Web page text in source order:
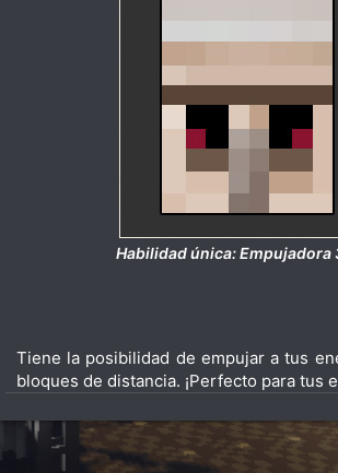
Habilidad única: Empujadora
Tiene la posibilidad de empujar a tus
bloques de distancia. ¡Perfecto para tus